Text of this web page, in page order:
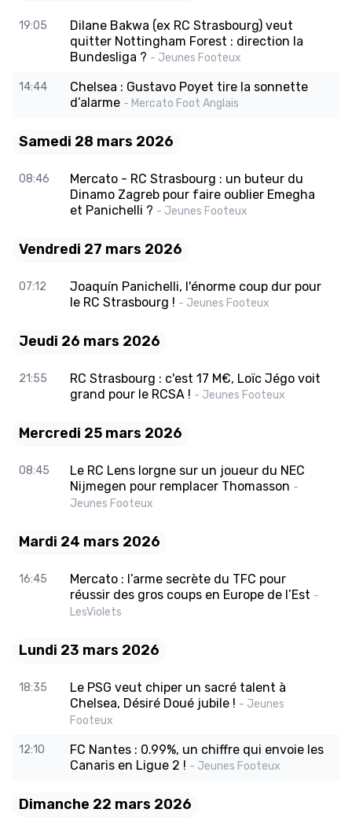
19:05
Dilane Bakwa (ex RC Strasbourg) veut
quitter Nottingham Forest : direction la
Bundesliga ? - Jeunes Footeux
14:44
Chelsea : Gustavo Poyet tire la sonnette
d’alarme - Mercato Foot Anglais
Samedi 28 mars 2026
08:46
Mercato - RC Strasbourg : un buteur du
Dinamo Zagreb pour faire oublier Emegha
et Panichelli ? - Jeunes Footeux
Vendredi 27 mars 2026
07:12
Joaquín Panichelli, l'énorme coup dur pour
le RC Strasbourg ! - Jeunes Footeux
Jeudi 26 mars 2026
21:55
RC Strasbourg : c'est 17 M€, Loïc Jégo voit
grand pour le RCSA ! - Jeunes Footeux
Mercredi 25 mars 2026
08:45
Le RC Lens lorgne sur un joueur du NEC
Nijmegen pour remplacer Thomasson -
Jeunes Footeux
Mardi 24 mars 2026
16:45
Mercato : l’arme secrète du TFC pour
réussir des gros coups en Europe de l’Est -
LesViolets
Lundi 23 mars 2026
18:35
Le PSG veut chiper un sacré talent à
Chelsea, Désiré Doué jubile ! - Jeunes
Footeux
12:10
FC Nantes : 0.99%, un chiffre qui envoie les
Canaris en Ligue 2 ! - Jeunes Footeux
Dimanche 22 mars 2026